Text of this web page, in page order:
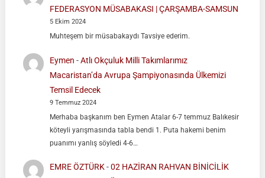
FEDERASYON MÜSABAKASI | ÇARŞAMBA-SAMSUN
5 Ekim 2024
Muhteşem bir müsabakaydı Tavsiye ederim.
Eymen -Atlı Okçuluk Milli Takımlarımız
Macaristan’da Avrupa Şampiyonasında Ülkemizi
Temsil Edecek
9 Temmuz 2024
Merhaba başkanım ben Eymen Atalar 6-7 temmuz Balıkesir
köteyli yarışmasında tabla bendi 1. Puta hakemi benim
puanımı yanlış söyledi 4-6…
EMRE ÖZTÜRK-02 HAZİRAN RAHVAN BİNİCİLİK